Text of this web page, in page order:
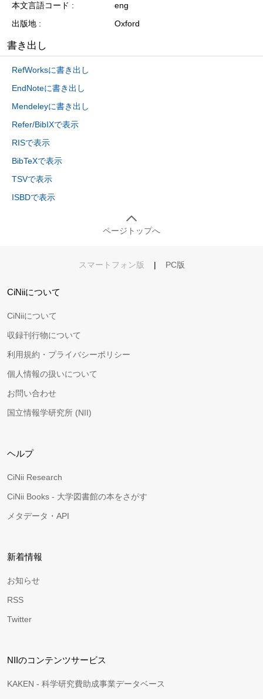
本文言語コード
eng
出版地
Oxford
書き出し
RefWorksに書き出し
EndNoteに書き出し
Mendeleyに書き出し
Refer/BibIXで表示
RISで表示
BibTeXで表示
TSVで表示
ISBDで表示
ページトップへ
スマートフォン版 | PC版
CiNiiについて
CiNiiについて
収録刊行物について
利用規約・プライバシーポリシー
個人情報の扱いについて
お問い合わせ
国立情報学研究所 (NII)
ヘルプ
CiNii Research
CiNii Books - 大学図書館の本をさがす
メタデータ・API
新着情報
お知らせ
RSS
Twitter
NIIのコンテンツサービス
KAKEN - 科学研究費助成事業データベース